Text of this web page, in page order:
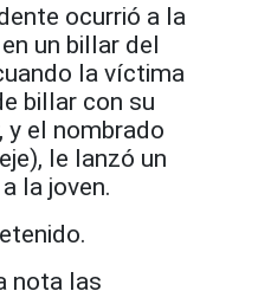
ocurrió a la
un billar del
la víctima
billar con su
y el nombrado
le lanzó un
la joven.
nota las